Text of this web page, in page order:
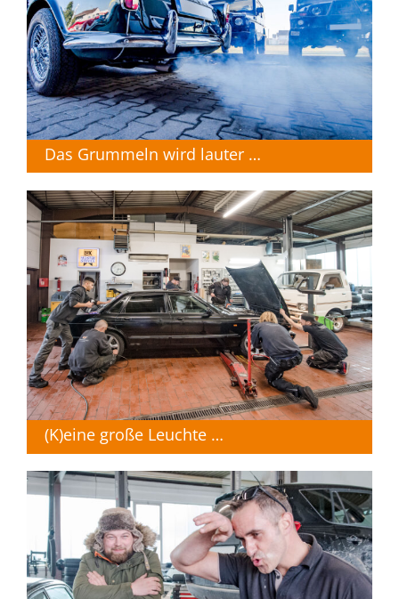
Das Grummeln wird lauter …
(K)eine große Leuchte …